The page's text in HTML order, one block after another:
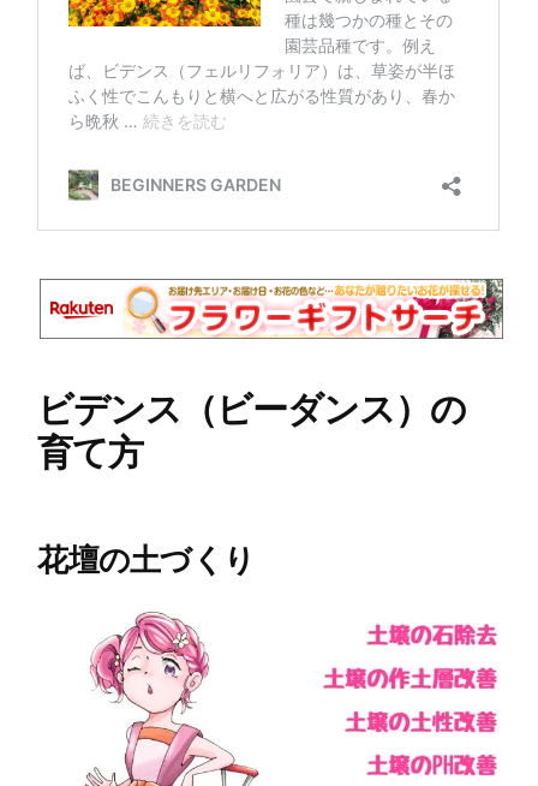
ビデンス（ビーダンス）の
育て方
花壇の土づくり